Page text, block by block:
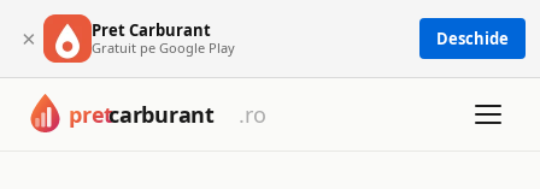
× Pret Carburant
Gratuit pe Google Play Deschide